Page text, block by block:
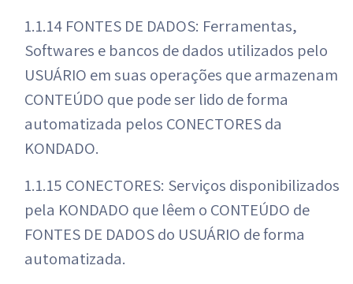
1.1.14 FONTES DE DADOS: Ferramentas,
Softwares e bancos de dados utilizados pelo
USUÁRIO em suas operações que armazenam
CONTEÚDO que pode ser lido de forma
automatizada pelos CONECTORES da
KONDADO.
1.1.15 CONECTORES: Serviços disponibilizados
pela KONDADO que lêem o CONTEÚDO de
FONTES DE DADOS do USUÁRIO de forma
automatizada.